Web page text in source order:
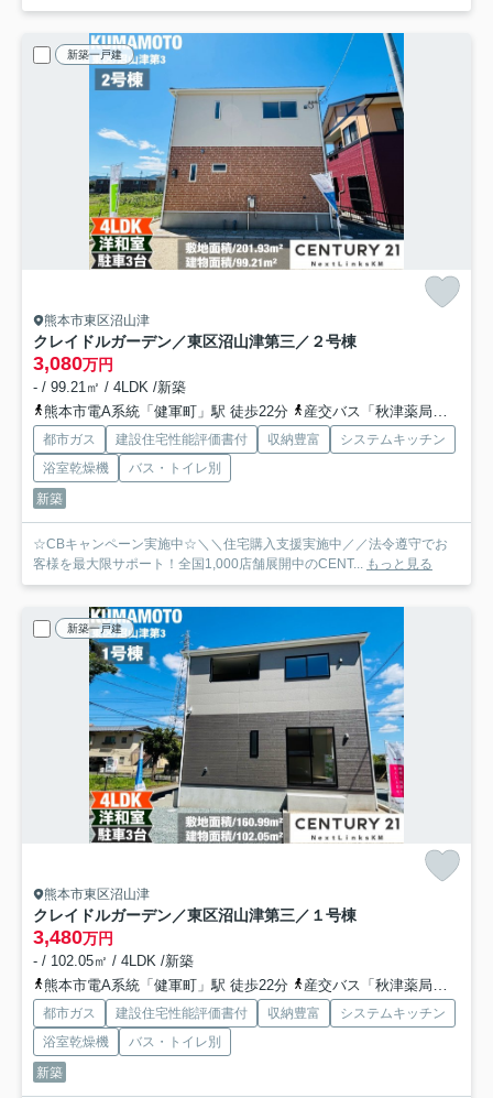
新築一戸建
熊本市東区沼山津
クレイドルガーデン／東区沼山津第三／２号棟
3,080万円
- / 99.21㎡ / 4LDK /新築
熊本市電A系統「健軍町」駅 徒歩22分
産交バス「秋津薬局前」バス停下車 徒歩3分
都市ガス 建設住宅性能評価書付 収納豊富
システムキッチン
浴室乾燥機
バス・トイレ別
新築
☆CBキャンペーン実施中☆＼＼住宅購入支援実施中／／法令遵守でお
客様を最大限サポート！全国1,000店舗展開中のCENT... もっと見る
新築一戸建
熊本市東区沼山津
クレイドルガーデン／東区沼山津第三／１号棟
3,480万円
- / 102.05㎡ / 4LDK /新築
熊本市電A系統「健軍町」駅 徒歩22分
産交バス「秋津薬局前」バス停下車 徒歩3分
都市ガス 建設住宅性能評価書付 収納豊富
システムキッチン
浴室乾燥機
バス・トイレ別
新築